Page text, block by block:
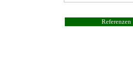
Referenzen